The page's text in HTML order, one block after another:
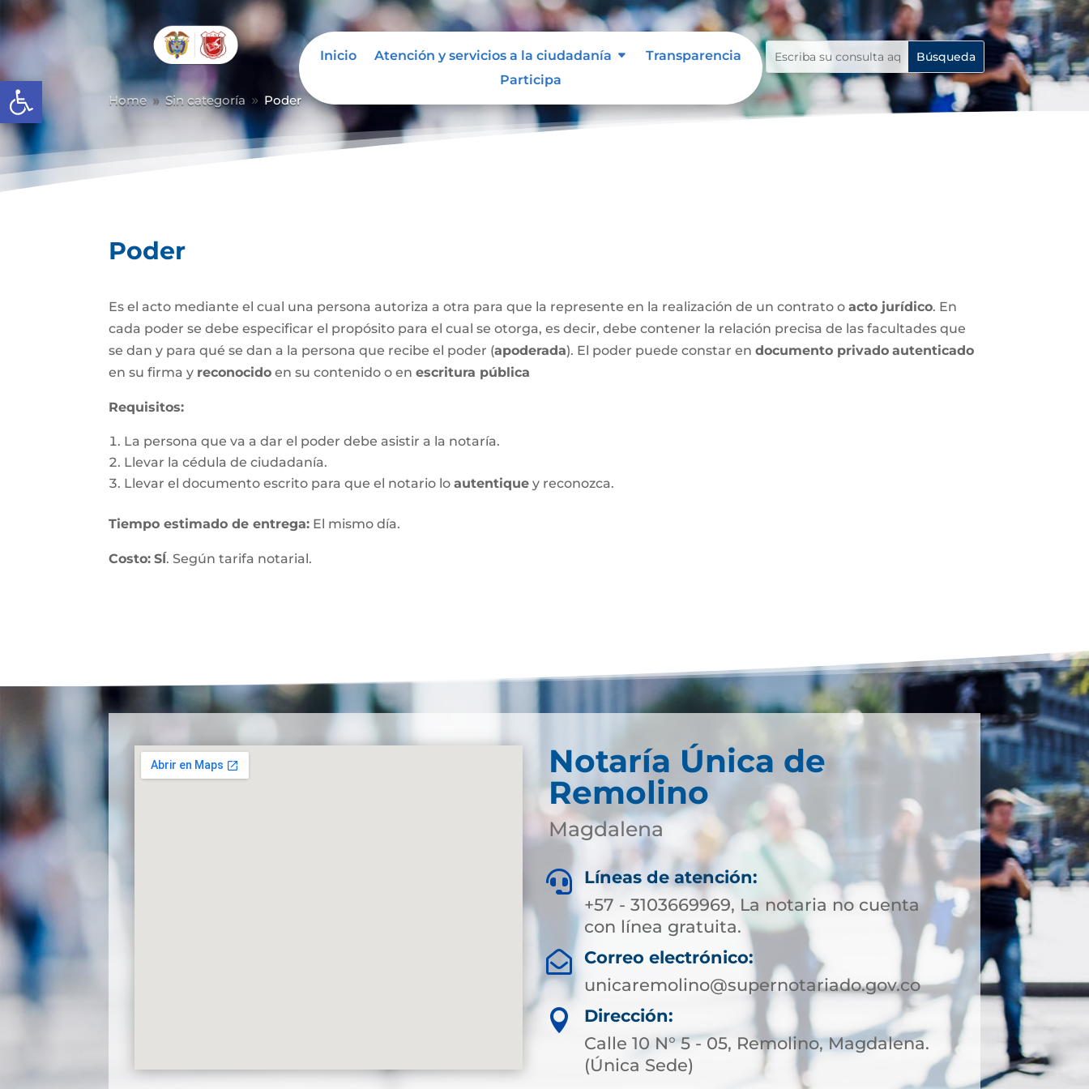
Abrir barra de herramientas
Inicio Atención y servicios a la ciudadanía
Transparencia
Participa
Home 9 Sin categoría 9 Poder
Poder
Es el acto mediante el cual una persona autoriza a otra para que la represente en la realización de un contrato oacto jurídico. En
cada poder se debe especificar el propósito para el cual se otorga, es decir, debe contener la relación precisa de las facultades que
se dan y para qué se dan a la persona que recibe el poder (apoderada). El poder puede constar endocumento privado autenticado
en su firma y reconocido en su contenido o enescritura pública
Requisitos:
La persona que va a dar el poder debe asistir a la notaría.
Llevar la cédula de ciudadanía.
Llevar el documento escrito para que el notario loautentique y reconozca.
Tiempo estimado de entrega: El mismo día.
Costo: SÍ. Según tarifa notarial.
Notaría Única de
Remolino
Magdalena

Líneas de atención:
+57 - 3103669969, La notaria no cuenta
con línea gratuita.

Correo electrónico:
unicaremolino@supernotariado.gov.co

Dirección:
Calle 10 N° 5 - 05, Remolino, Magdalena.
(Única Sede)